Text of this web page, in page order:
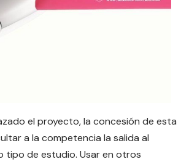
el proyecto, la concesión de esta
a la competencia la salida al
tipo de estudio. Usar en otros